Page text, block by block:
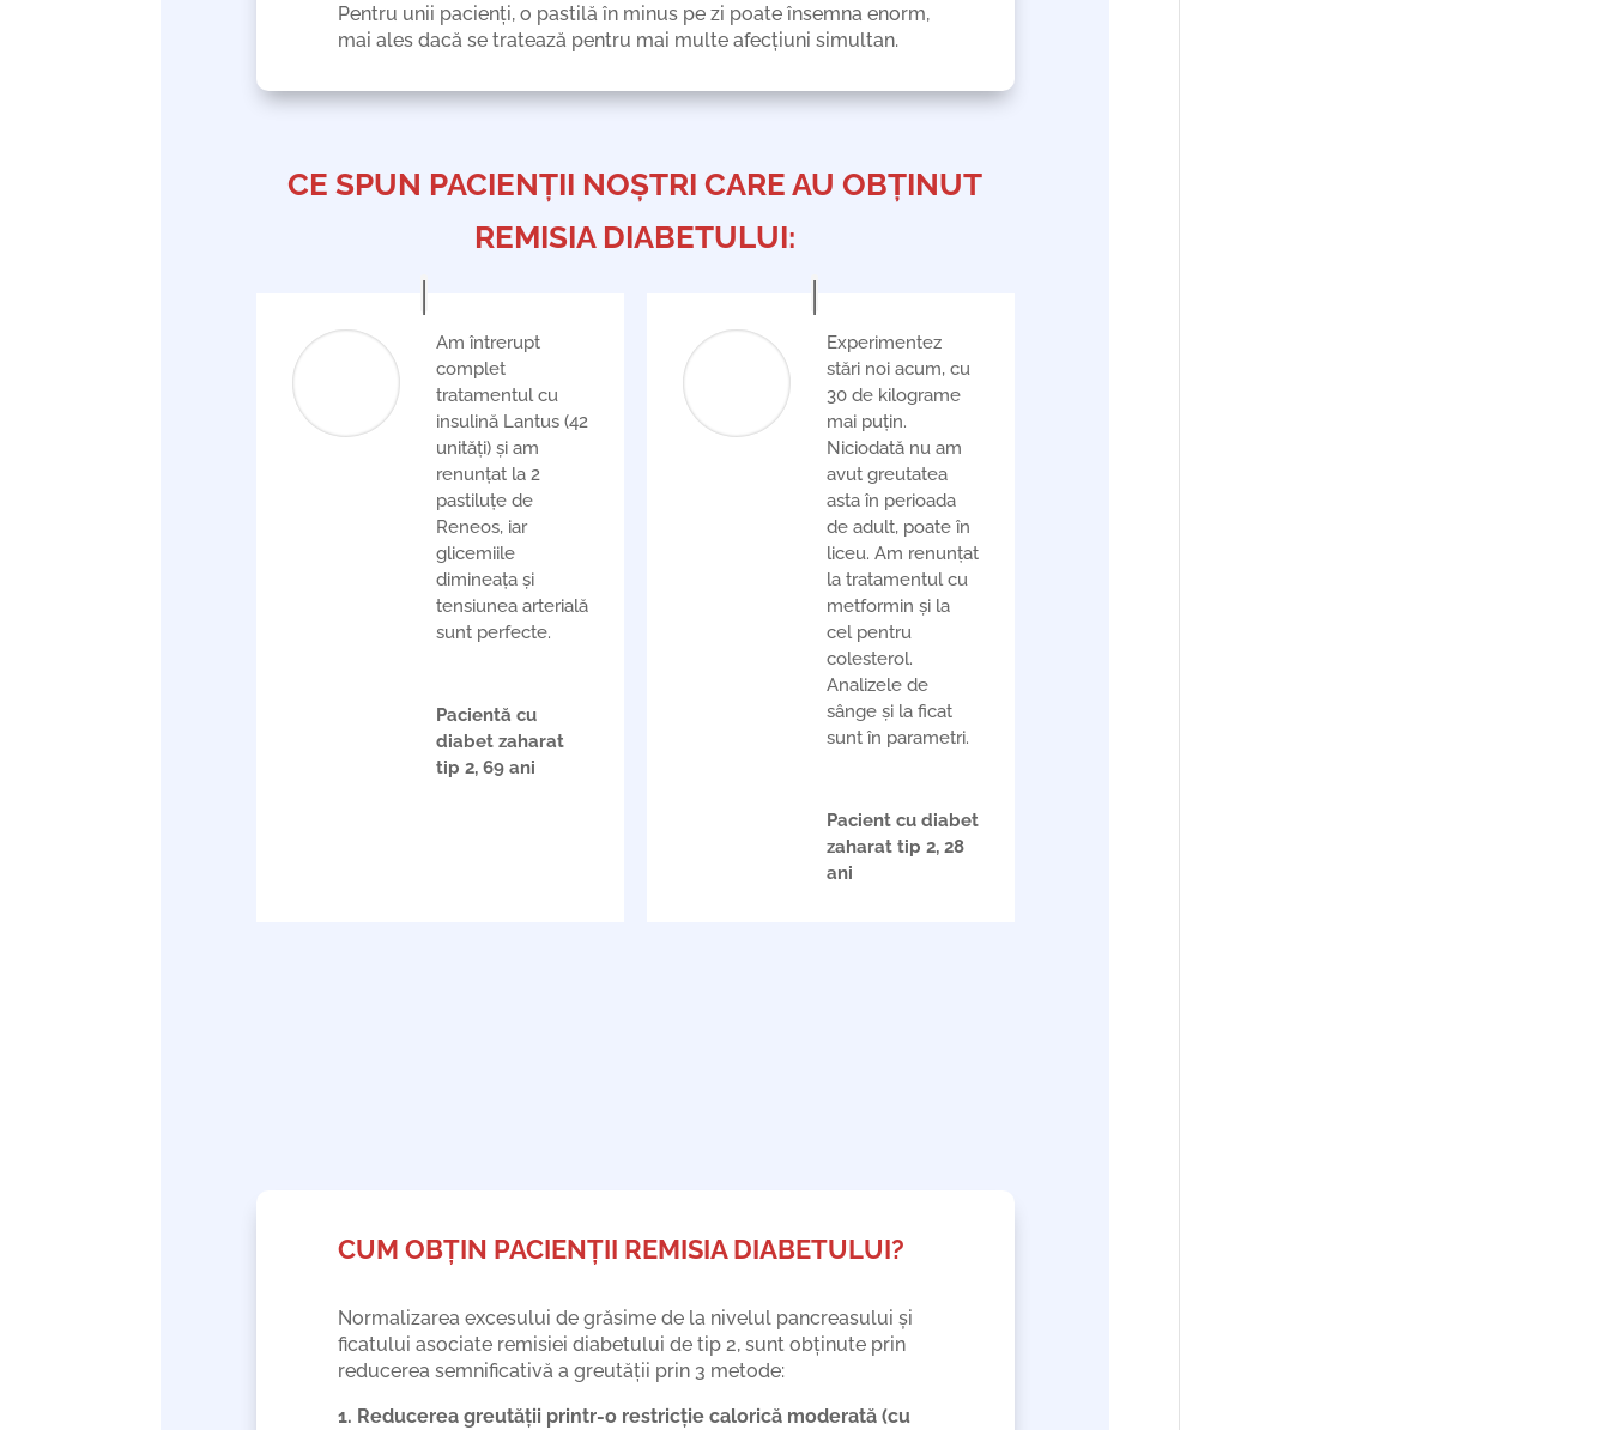
Pentru unii pacienți, o pastilă în minus pe zi poate însemna enorm,
mai ales dacă se tratează pentru mai multe afecțiuni simultan.
CE SPUN PACIENȚII NOȘTRI CARE AU OBȚINUT
REMISIA DIABETULUI:
Am întrerupt
complet
tratamentul cu
insulină Lantus (42
unități) și am
renunțat la 2
pastiluțe de
Reneos, iar
glicemiile
dimineața și
tensiunea arterială
sunt perfecte.
Pacientă cu
diabet zaharat
tip 2, 69 ani
Experimentez
stări noi acum, cu
30 de kilograme
mai puțin.
Niciodată nu am
avut greutatea
asta în perioada
de adult, poate în
liceu. Am renunțat
la tratamentul cu
metformin și la
cel pentru
colesterol.
Analizele de
sânge și la ficat
sunt în parametri.
Pacient cu diabet
zaharat tip 2, 28
ani
CUM OBȚIN PACIENȚII REMISIA DIABETULUI?
Normalizarea excesului de grăsime de la nivelul pancreasului și
ficatului asociate remisiei diabetului de tip 2, sunt obținute prin
reducerea semnificativă a greutății prin 3 metode:
1. Reducerea greutății printr-o restricție calorică moderată (cu